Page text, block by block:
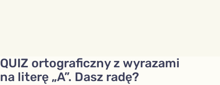
QUIZ ortograficzny z wyrazami
na literę „A”. Dasz radę?